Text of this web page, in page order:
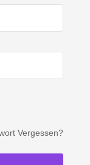
Vergessen?